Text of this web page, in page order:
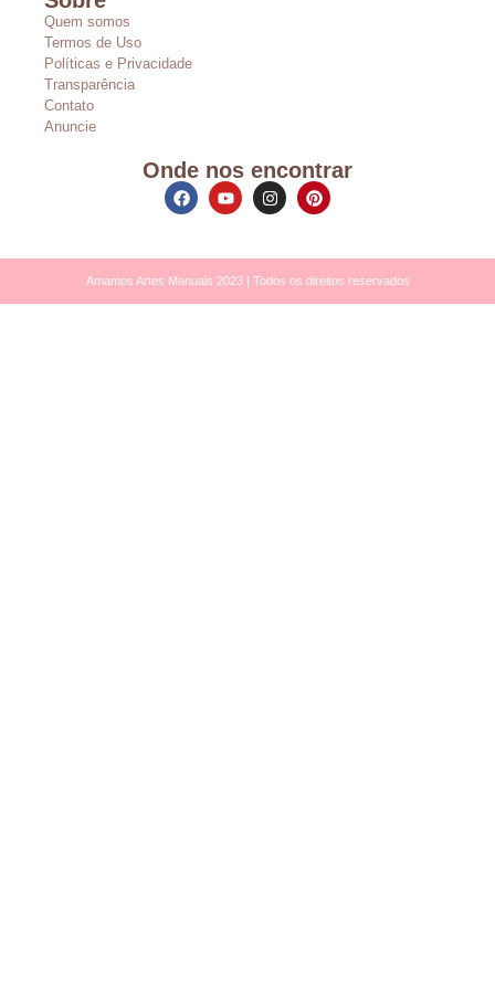
Quem somos
Termos de Uso
Políticas e Privacidade
Transparência
Contato
Anuncie
Onde nos encontrar
Amamos Artes Manuais 2023 | Todos os direitos reservados